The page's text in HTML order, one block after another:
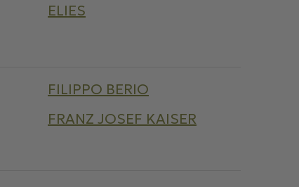
ELIES
FILIPPO BERIO
FRANZ JOSEF KAISER